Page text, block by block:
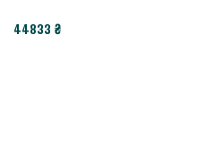
₴